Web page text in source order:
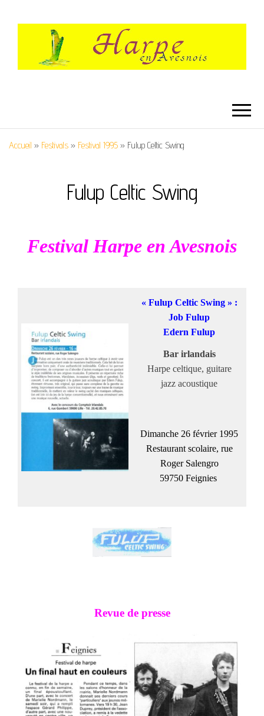
AVESNOIS
Accueil » Festivals » Festival 1995 » Fulup Celtic Swing
Fulup Celtic Swing
Festival Harpe en Avesnois
« Fulup Celtic Swing » :
Job Fulup
Edern Fulup
Bar irlandais
Harpe celtique, guitare
jazz acoustique
Dimanche 26 février 1995
Restaurant scolaire, rue
Roger Salengro
59750 Feignies
Revue de presse